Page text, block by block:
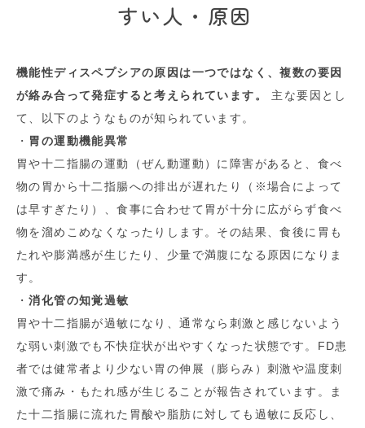
すい人・原因
機能性ディスペプシアの原因は一つではなく、複数の要因
が絡み合って発症すると考えられています。
主な要因とし
て、以下のようなものが知られています。
・ 胃の運動機能異常
胃や十二指腸の運動（ぜん動運動）に障害があると、食べ
物の胃から十二指腸への排出が遅れたり（※場合によって
は早すぎたり）、食事に合わせて胃が十分に広がらず食べ
物を溜めこめなくなったりします。その結果、食後に胃も
たれや膨満感が生じたり、少量で満腹になる原因になりま
す。
・消化管の知覚過敏
胃や十二指腸が過敏になり、通常なら刺激と感じないよう
な弱い刺激でも不快症状が出やすくなった状態です。FD患
者では健常者より少ない胃の伸展（膨らみ）刺激や温度刺
激で痛み・もたれ感が生じることが報告されています。ま
た十二指腸に流れた胃酸や脂肪に対しても過敏に反応し、